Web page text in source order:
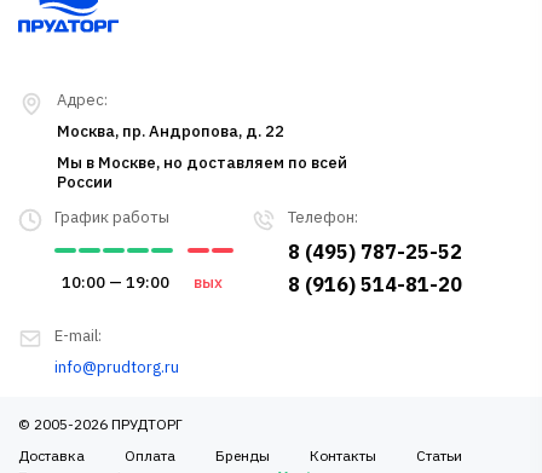
Телефон:
8 (495) 787-25-52
8 (916) 514-81-20
График работы
10:00 — 19:00 вых
E-mail:
info@prudtorg.ru
Адрес:
Москва, пр. Андропова, д. 22
Мы в Москве, но доставляем по всей
России
© 2005-2026 ПРУДТОРГ
Доставка
Оплата Бренды Контакты
Статьи